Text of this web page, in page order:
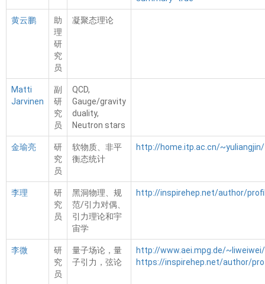
黄云鹏
助
理
研
究
员
凝聚态理论
Matti
Jarvinen
副
研
究
员
QCD,
Gauge/gravity
duality,
Neutron stars
金瑜亮
研
究
员
软物质、非平
衡态统计
http://home.itp.ac.cn/~yuliangjin/
李理
研
究
员
黑洞物理、规
范/引力对偶、
引力理论和宇
宙学
http://inspirehep.net/author/
李微
研
究
员
量子场论，量
子引力，弦论
http://www.aei.mpg.de/~liweiwei/
https://inspirehep.net/author/